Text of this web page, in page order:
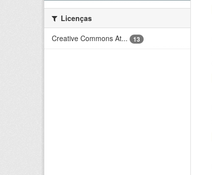
Licenças
Creative Commons At...
13